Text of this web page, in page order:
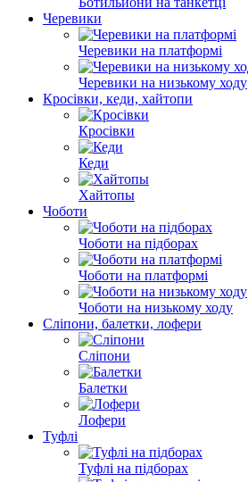
Черевики
Черевики на платформі
Черевики на низькому ходу
Кросівки, кеди, хайтопи
Кросівки
Кеди
Хайтопы
Чоботи
Чоботи на підборах
Чоботи на платформі
Чоботи на низькому ходу
Сліпони, балетки, лофери
Сліпони
Балетки
Лофери
Туфлі
Туфлі на підборах